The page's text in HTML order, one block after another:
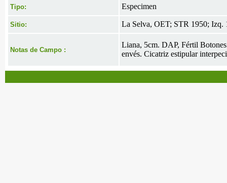
Tipo: Especimen
Sitio: La Selva, OET; STR 1950; Izq.
Notas de Campo :
Liana, 5cm. DAP, Fértil
envés. Cicatriz estipular